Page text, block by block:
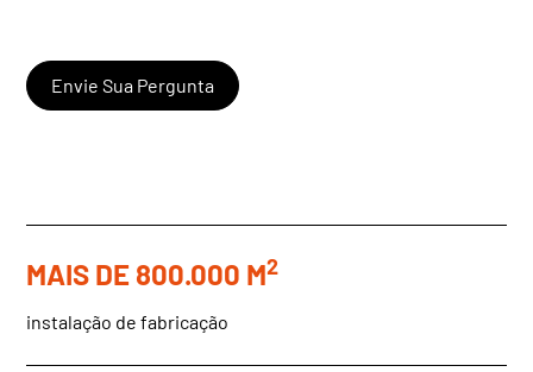
Envie Sua Pergunta
MAIS DE 800.000 M2
instalação de fabricação